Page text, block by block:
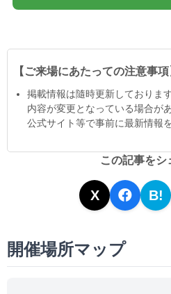
【ご来場にあたっての注意事項
掲載情報は隨時更新しておりま
内容が変更となっている場合が
公式サイト等で事前に最新情報
この記事をシ
X B!
開催場所マップ